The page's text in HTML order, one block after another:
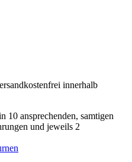
innerhalb
10 ansprechenden, samtigen
und jeweils 2